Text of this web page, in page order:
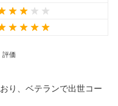
評価
り、ベテランで出世コー